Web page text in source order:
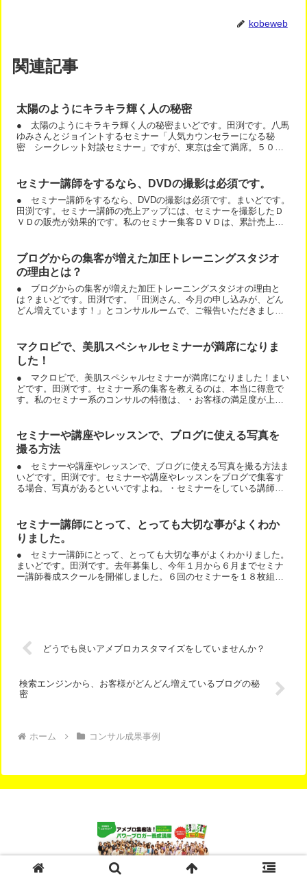
kobeweb
関連記事
太陽のようにキラキラ輝く人の秘密
● 太陽のようにキラキラ輝く人の秘密まいどです。田渕です。八馬
ゆみさんとジョイントするセミナー「人気カウンセラーになる秘
密 シークレット対談セミナー」ですが、東京は全て満席。５０人
セミナー講師をするなら、DVDの撮影は必須です。
● セミナー講師をするなら、DVDの撮影は必須です。まいどです。
田渕です。セミナー講師の売上アップには、セミナーを撮影したＤ
ＶＤの販売が効果的です。私のセミナー集客ＤＶＤは、累計売上１
ブログからの集客が増えた加圧トレーニングスタジオ
の理由とは？
● ブログからの集客が増えた加圧トレーニングスタジオの理由と
は？まいどです。田渕です。「田渕さん、今月の申し込みが、どん
どん増えています！」とコンサルルームで、ご報告いただきまし
マクロビで、美肌スペシャルセミナーが満席になりま
した！
● マクロビで、美肌スペシャルセミナーが満席になりました！まい
どです。田渕です。セミナー系の集客を教えるのは、本当に得意で
す。私のセミナー系のコンサルの特徴は、・お客様の満足度が上が
セミナーや講座やレッスンで、ブログに使える写真を
撮る方法
● セミナーや講座やレッスンで、ブログに使える写真を撮る方法ま
いどです。田渕です。セミナーや講座やレッスンをブログで集客す
る場合、写真があるといいですよね。・セミナーをしている講師の
セミナー講師にとって、とっても大切な事がよくわか
りました。
● セミナー講師にとって、とっても大切な事がよくわかりました。
まいどです。田渕です。去年募集し、今年１月から６月までセミナ
ー講師養成スクールを開催しました。６回のセミナーを１８枚組の
どうでも良いアメブロカスタマイズをしていませんか？
検索エンジンから、お客様がどんどん増えているブログの秘
密
ホーム コンサル成果事例
© 2012-2026 アメブロ集客完全マニュアル.